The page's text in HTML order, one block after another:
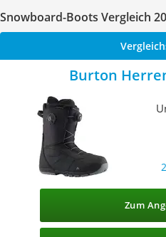
Snowboard-Boots Vergleich
Burton
Zum